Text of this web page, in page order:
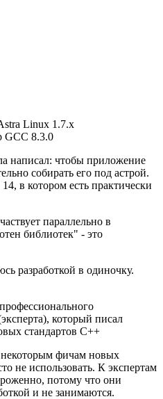
Linux 1.7.x
GCC 8.3.0
написал: чтобы приложение
собирать его под астрой.
в котором есть практически
параллельно в
библиотек" - это
разработкой в одиночку.
который писал
стандартов C++
фичам новых
не использовать. К экспертам
потому что они
и не занимаются.